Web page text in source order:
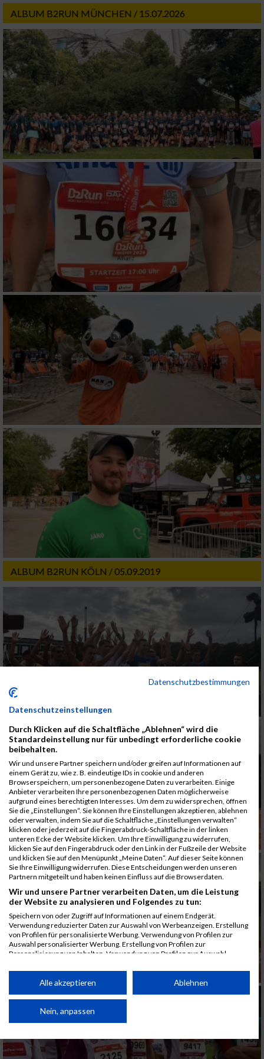
ALBUM B2RUN MÜNCHEN / 15.07.2026
ALBUM B2RUN KÖLN / 05.09.2019
Datenschutzbestimmungen
Datenschutzeinstellungen
Durch Klicken auf die Schaltfläche „Ablehnen“ wird die
Standardeinstellung nur für unbedingt erforderliche cookie
beibehalten.
Wir und unsere Partner speichern und/oder greifen auf Informationen auf
einem Gerät zu, wie z. B. eindeutige IDs in cookie und anderen
Browserspeichern, um personenbezogene Daten zu verarbeiten. Einige
Anbieter verarbeiten Ihre personenbezogenen Daten möglicherweise
aufgrund eines berechtigten Interesses. Um dem zu widersprechen, öffnen
Sie die „Einstellungen“. Sie können Ihre Einstellungen akzeptieren, ablehnen
oder verwalten, indem Sie auf die Schaltfläche „Einstellungen verwalten“
klicken oder jederzeit auf die Fingerabdruck-Schaltfläche in der linken
unteren Ecke der Website klicken. Um Ihre Einwilligung zu widerrufen,
klicken Sie auf den Fingerabdruck oder den Link in der Fußzeile der Website
und klicken Sie auf den Menüpunkt „Meine Daten“. Auf dieser Seite können
Sie Ihre Einwilligung widerrufen. Diese Entscheidungen werden unseren
Partnern mitgeteilt und haben keinen Einfluss auf die Browserdaten.
Wir und unsere Partner verarbeiten Daten, um die Leistung
der Website zu analysieren und Folgendes zu tun:
Speichern von oder Zugriff auf Informationen auf einem Endgerät.
Verwendung reduzierter Daten zur Auswahl von Werbeanzeigen. Erstellung
von Profilen für personalisierte Werbung. Verwendung von Profilen zur
Auswahl personalisierter Werbung. Erstellung von Profilen zur
Personalisierung von Inhalten. Verwendung von Profilen zur Auswahl
Performance von Inhalten. Analyse von Zielgruppen durch Statistiken oder
Kombinationen von Daten aus verschiedenen Quellen. Entwicklung und
von Inhalten.
Daten können außerhalb der Europäischen Union weitergegeben und in die
Website/App.
Alle akzeptieren Ablehnen
Nein, anpassen